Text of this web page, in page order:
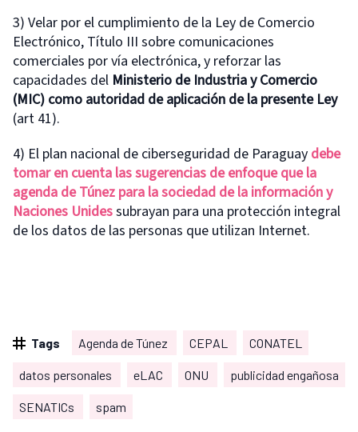
3) Velar por el cumplimiento de la Ley de Comercio
Electrónico, Título III sobre comunicaciones
comerciales por vía electrónica, y reforzar las
capacidades del Ministerio de Industria y Comercio
(MIC) como autoridad de aplicación de la presente Ley
(art 41).
4) El plan nacional de ciberseguridad de Paraguay debe
tomar en cuenta las sugerencias de enfoque que la
agenda de Túnez para la sociedad de la información y
Naciones Unidessubrayan para una protección integral
de los datos de las personas que utilizan Internet.
Tags Agenda de Túnez CEPAL CONATEL
datos personales eLAC ONU publicidad engañosa
SENATICs spam